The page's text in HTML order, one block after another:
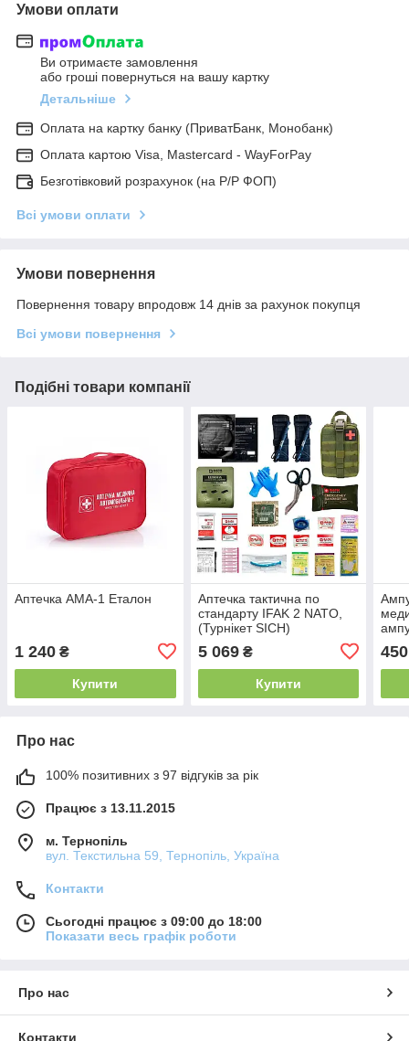
Умови оплати
Ви отримаєте замовлення
або гроші повернуться на вашу картку
Детальніше
Оплата на картку банку (ПриватБанк, Монобанк)
Оплата картою Visa, Mastercard - WayForPay
Безготівковий розрахунок (на Р/Р ФОП)
Всі умови оплати
Умови повернення
Повернення товару впродовж 14 днів за рахунок покупця
Всі умови повернення
Подібні товари компанії
Аптечка АМА-1 Еталон
1 240 ₴
Купити
Аптечка тактична по
стандарту IFAK 2 NATO,
(Турнікет SICH)
5 069₴
Купити
450
Про нас
100% позитивних з 97 відгуків за рік
Працює з 13.11.2015
м. Тернопіль
вул. Текстильна 59, Тернопіль, Україна
Контакти
Сьогодні працює з 09:00 до 18:00
Показати весь графік роботи
Про нас
Контакти